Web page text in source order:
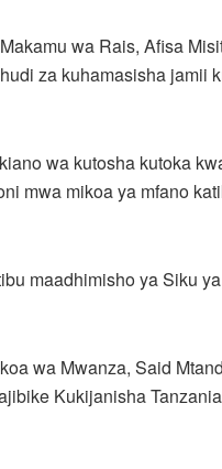
wa Rais, Afisa
za kuhamasisha jamii
wa kutosha kutoka
mwa mikoa ya mfano
maadhimisho ya Siku
wa Mwanza, Said
Kukijanisha